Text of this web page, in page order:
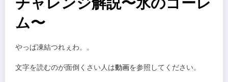
ム〜
やっぱ凍結つれぇわ。。
文字を読むのが面倒くさい人は動画を参照してください。